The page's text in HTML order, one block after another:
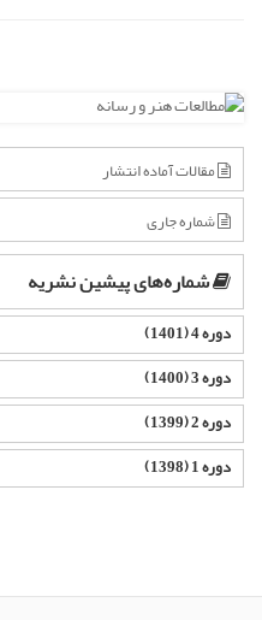
مقالات آماده انتشار
شماره جاری
شماره‌های پیشین نشریه
دوره 4 (1401)
دوره 3 (1400)
دوره 2 (1399)
دوره 1 (1398)